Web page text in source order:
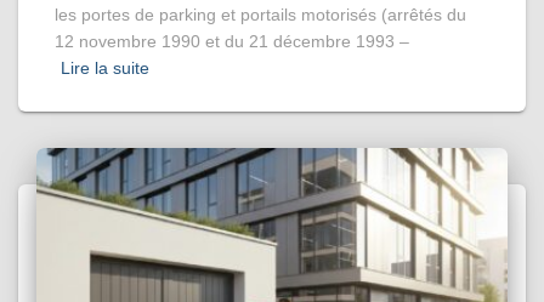
les portes de parking et portails motorisés (arrêtés du
12 novembre 1990 et du 21 décembre 1993 –
Lire la suite